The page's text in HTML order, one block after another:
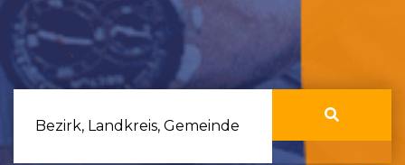
Bezirk, Landkreis, Gemeinde